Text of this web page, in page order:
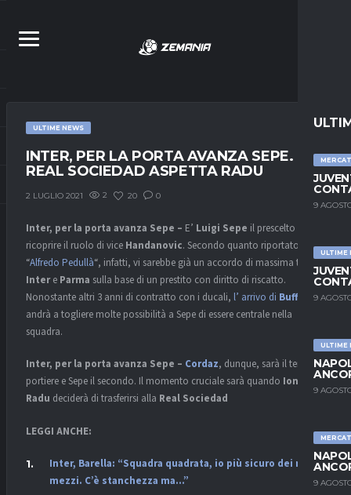
9
ULTIME
9
ULTIME
9
9
ULTIME NEWS
INTER, PER LA PORTA AVANZA SEPE. LA
REAL SOCIEDAD ASPETTA RADU
2 LUGLIO 2021 2 20 0
Inter, per la porta avanza Sepe – E’ Luigi Sepe il prescelto per
ricoprire il ruolo di vice Handanovic. Secondo quanto riportato da
“Alfredo Pedullà“, infatti, vi sarebbe già un accordo di massima tra
Intere Parma sulla base di un prestito con diritto di riscatto.
Nonostante altri 3 anni di contratto con i ducali, l’ arrivo di Buffon
andrà a togliere molte possibilità a Sepe di essere centrale nella
squadra.
Inter, per la porta avanza Sepe – Cordaz, dunque, sarà il terzo
portiere e Sepe il secondo. Il momento cruciale sarà quando Ionut
Radu deciderà di trasferirsi alla Real Sociedad
LEGGI ANCHE:
Inter, Barella: “Squadra quadrata, io più sicuro dei miei
mezzi. C’è stanchezza ma…”